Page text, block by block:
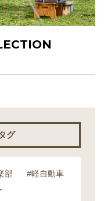
グ
部
#軽自動車